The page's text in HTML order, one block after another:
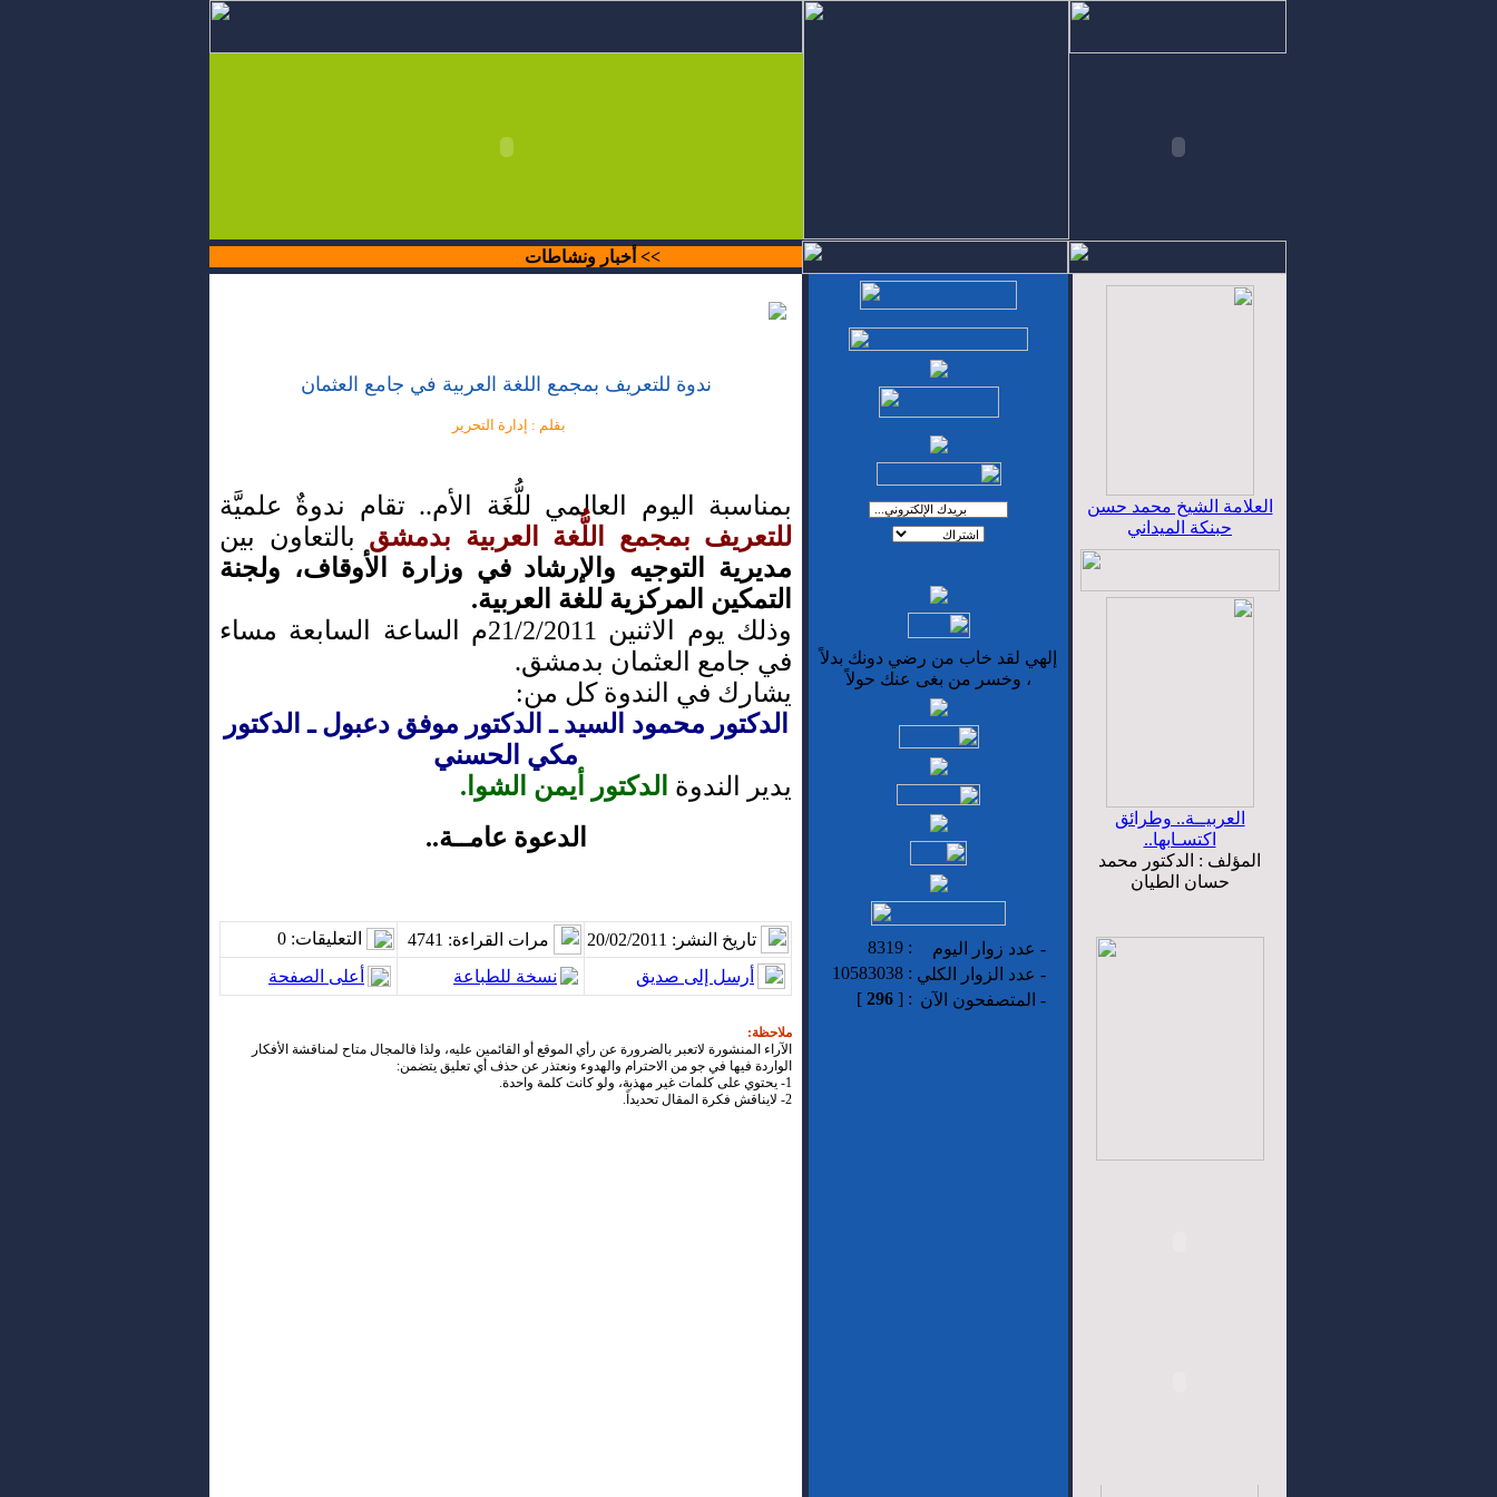
>> أخبار ونشاطات
ندوة للتعريف بمجمع اللغة العربية في جامع العثمان
بقلم : إدارة التحرير
بمناسبة اليوم العالمي للُّغَة الأم.. تقام ندوةٌ علميَّة
للتعريف بمجمع اللُّغة العربية بدمشق بالتعاون بين
مديرية التوجيه والإرشاد في وزارة الأوقاف، ولجنة
التمكين المركزية للغة العربية.
وذلك يوم الاثنين 21/2/2011م الساعة السابعة مساء
في جامع العثمان بدمشق.
يشارك في الندوة كل من:
الدكتور محمود السيد ـ الدكتور موفق دعبول ـ الدكتور
مكي الحسني
يدير الندوة الدكتور أيمن الشوا.
الدعوة عامــة..
التعليقات: 0 مرات القراءة: 4741
تاريخ النشر: 20/02/2011
أعلى الصفحة
نسخة للطباعة أرسل إلى صديق
ملاحظة:
الآراء المنشورة لاتعبر بالضرورة عن رأي الموقع أو القائمين عليه، ولذا فالمجال متاح لمناقشة الأفكار
الواردة فيها في جو من الاحترام والهدوء ونعتذر عن حذف أي تعليق يتضمن:
1- يحتوي على كلمات غير مهذبة، ولو كانت كلمة واحدة.
2- لايناقش فكرة المقال تحديداً.
إلهي لقد خاب من رضي دونك بدلاً
، وخسر من بغى عنك حولاً
8319 : - عدد زوار اليوم
10583038 : - عدد الزوار الكلي
[
296
] : - المتصفحون الآن
العلامة الشيخ محمد حسن
حبنكة الميداني
العربيــة.. وطرائق
اكتسـابها..
المؤلف : الدكتور محمد
حسان الطيان